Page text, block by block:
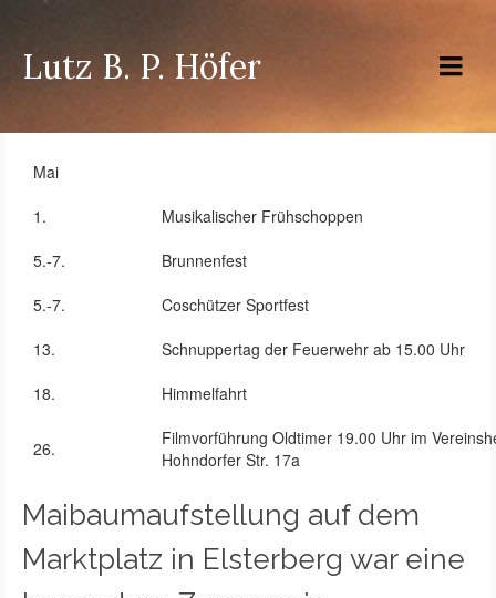
Lutz B. P. Höfer
Mai
1.
Musikalischer Frühschoppen
5.-7.
Brunnenfest
5.-7.
Coschützer Sportfest
13.
Schnuppertag der Feuerwehr ab 15.00 Uhr
18.
Himmelfahrt
26.
Filmvorführung Oldtimer 19.00 Uhr im
Hohndorfer Str. 17a
Maibaumaufstellung auf dem
Marktplatz in Elsterberg war eine